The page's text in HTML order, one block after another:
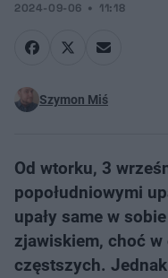
2024-09-06 11:18
Szymon Miś
Od wtorku, 3
popołudniowymi
upały same w
zjawiskiem, choć
częstszych.